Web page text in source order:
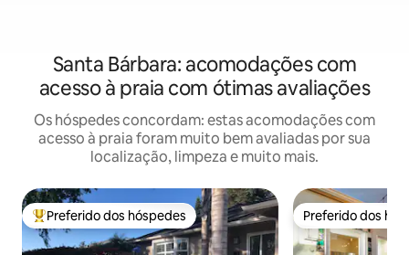
Santa Bárbara: acomodações com
acesso à praia com ótimas avaliações
Os hóspedes concordam: estas acomodações com
acesso à praia foram muito bem avaliadas por sua
localização, limpeza e muito mais.
Entre os melhores preferidos dos hóspedes
Preferido dos hóspedes Preferido dos
Preferido dos